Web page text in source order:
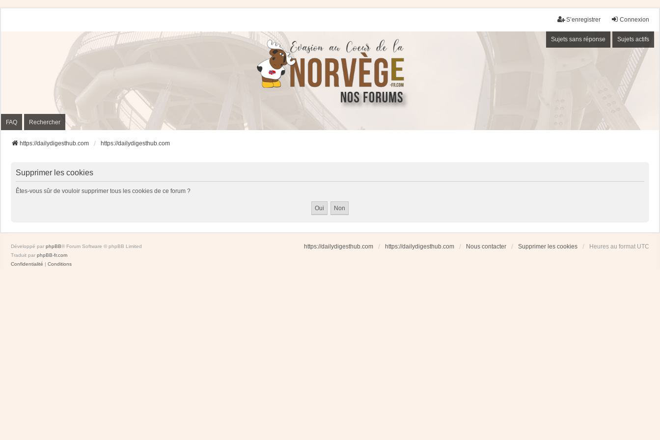
Connexion
S’enregistrer
Sujets sans réponse Sujets actifs
FAQ Rechercher
https://dailydigesthub.com https://dailydigesthub.com
Supprimer les cookies
Êtes-vous sûr de vouloir supprimer tous les cookies de ce forum ?
https://dailydigesthub.com https://dailydigesthub.com Nous contacter Supprimer les cookies Heures au format UTC
Développé par phpBB® Forum Software © phpBB Limited
Traduit par phpBB-fr.com
Confidentialité | Conditions